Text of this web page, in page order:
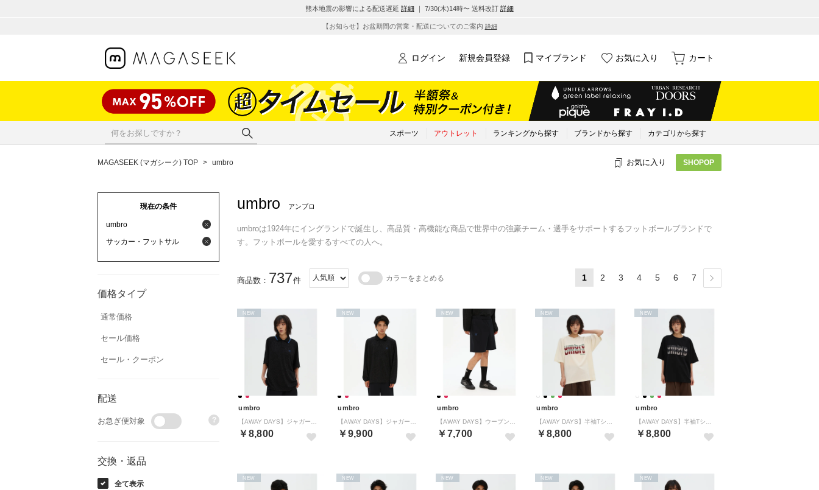
熊本地震の影響による配送遅延 詳細 ｜ 7/30(木)14時〜 送料改訂 詳細
【お知らせ】お盆期間の営業・配送についてのご案内 詳細
ログイン 新規会員登録 マイブランド お気に入り カート
スポーツ アウトレット ランキングから探す ブランドから探す カテゴリから探す
MAGASEEK (マガシーク) TOP > umbro お気に入り SHOPOP
現在の条件
umbro
サッカー・フットサル
価格タイプ
通常価格
セール価格
セール・クーポン
配送
お急ぎ便対象 ?
交換・返品
全て表示
umbro アンブロ
umbroは1924年にイングランドで誕生し、高品質・高機能な商品で世界中の強豪チーム・選手をサポートするフットボールブランドで
す。フットボールを愛するすべての人へ。
商品数： 737件 カラーをまとめる 1 2 3 4 5 6 7
umbro
￥8,800
NEW
umbro
￥9,900
NEW
umbro
￥7,700
NEW
umbro
￥8,800
NEW
umbro
￥8,800
NEW
NEW NEW NEW NEW NEW